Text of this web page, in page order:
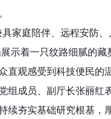
具家庭陪伴、远程安防
示着一只纹路细腻的
直观感受到科技便民的
组成员、副厅长张丽红
续夯实基础研究根基，